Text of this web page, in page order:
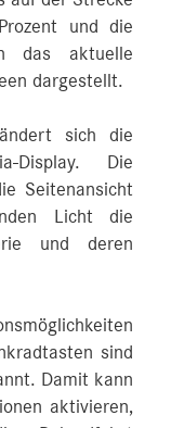
und die
das aktuelle
dargestellt.
sich die
Display. Die
Seitenansicht
Licht die
und deren
sind
Damit kann
aktivieren,